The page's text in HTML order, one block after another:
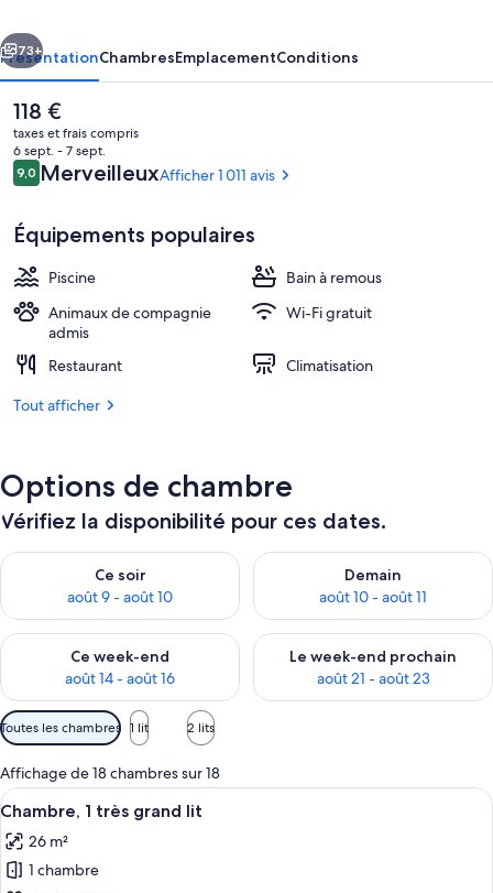
Terrasse/Patio
Suivant
73+
PrésentationChambresEmplacementConditions
Le
prix
actuel
est
de
118 €
taxes et frais compris
6 sept. - 7 sept.
Avis
voyageurs
9,09,0 sur 10
MerveilleuxAfficher 1 011 avis
Équipements populaires
Piscine
Bain à remous
Animaux de compagnie
admis
Wi-Fi gratuit
Restaurant
Climatisation
Tout afficher
Options de chambre
Vérifiez la disponibilité pour ces dates.
Ce soir
août 9 - août 10
Vérifier la disponibilité pour ce soir août 9 - août 10
Demain
août 10 - août 11
Vérifier la disponibilité pour
Ce week-end
août 14 - août 16
Vérifier la disponibilité pour ce week-end août 14 - août 16
Le week-end prochain
août 21 - août 23
Vérifier la disponibilité pour
Filtres
disponibles
pour
les
chambres
Toutes les chambres 1 lit 2 lits
Affichage de 18 chambres sur 18
Afficher
toutes
les
photos
Literie de qualité supérieure, couette
4
Chambre, 1 très grand lit
26 m²
1 chambre